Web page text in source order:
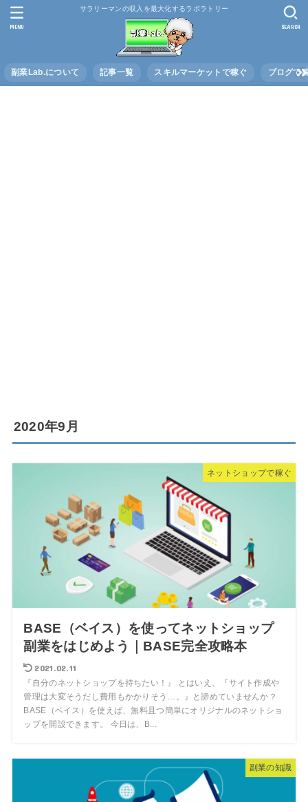
サラリーマンの収入を最大化するラボラトリー
副業Lab.について 記事一覧 スキルマーケットで稼ぐ ブログで
SEARCH
MENU
2020年9月
ネットショップで稼ぐ
BASE（ベイス）を使ってネットショップ
副業をはじめよう｜BASE完全攻略本
2021.02.11
『自分のネットショップを持ちたい！』 とはいえ、『サイト作成や
管理は大変そうだし費用もかかりそう…。』と諦めていませんか？
BASE（ベイス）を使えば、無料且つ簡単にオリジナルのネットショ
ップを開設できます。 今日は、B...
副業の知識